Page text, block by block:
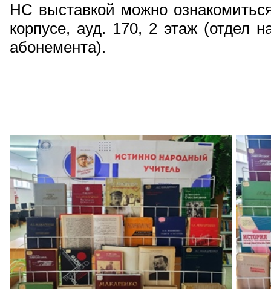
НС выставкой можно
корпусе, ауд. 170, 2 этаж (отдел
абонемента).